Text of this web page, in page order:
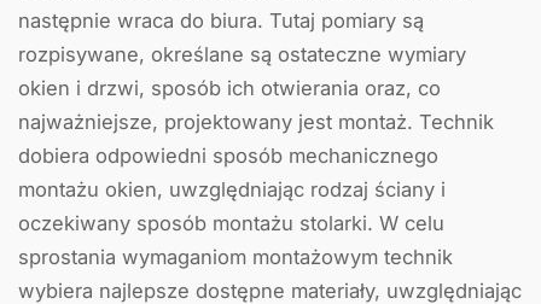
następnie wraca do biura. Tutaj pomiary są
rozpisywane, określane są ostateczne wymiary
okien i drzwi, sposób ich otwierania oraz, co
najważniejsze, projektowany jest montaż. Technik
dobiera odpowiedni sposób mechanicznego
montażu okien, uwzględniając rodzaj ściany i
oczekiwany sposób montażu stolarki. W celu
sprostania wymaganiom montażowym technik
wybiera najlepsze dostępne materiały, uwzględniając